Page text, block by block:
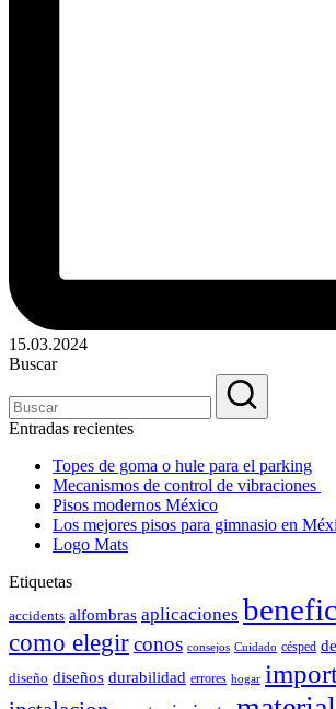
15.03.2024
Buscar
Entradas recientes
Topes de goma o hule para el parking
Mecanismos de control de vibraciones
Pisos modernos México
Los mejores pisos para gimnasio en
Logo Mats
Etiquetas
accidents alfombras aplicaciones
como elegirconos consejos Cuidado césped
diseño diseños durabilidad errores hogar